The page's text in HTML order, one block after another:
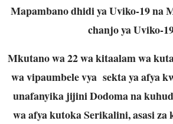
Mapambano dhidi ya Uviko-19 na
chanjo ya Uviko-
Mkutano wa 22 wa kitaalam wa
wa vipaumbele vya sekta ya afya
unafanyika jijini Dodoma na
wa afya kutoka Serikalini, asasi